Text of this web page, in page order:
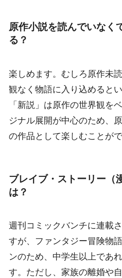
原作小説を読んでいなく
る？
楽しめます。むしろ原作未
観なく物語に入り込めると
「新説」は原作の世界観を
ジナル展開が中心のため、
の作品として楽しむことがで
ブレイブ・ストーリー（
は？
週刊コミックバンチに連載
すが、ファンタジー冒険物
ンのため、中学生以上であ
す。ただし、家族の離婚や